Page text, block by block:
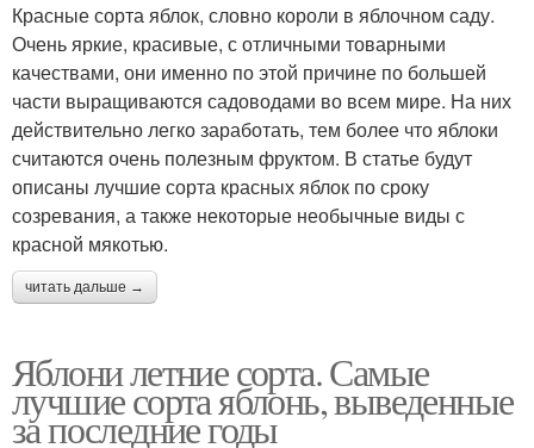
Красные сорта яблок, словно короли в яблочном саду.
Очень яркие, красивые, с отличными товарными
качествами, они именно по этой причине по большей
части выращиваются садоводами во всем мире. На них
действительно легко заработать, тем более что яблоки
считаются очень полезным фруктом. В статье будут
описаны лучшие сорта красных яблок по сроку
созревания, а также некоторые необычные виды с
красной мякотью.
читать дальше →
Яблони летние сорта. Самые
лучшие сорта яблонь, выведенные
за последние годы